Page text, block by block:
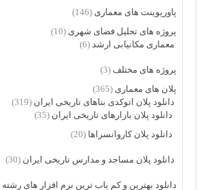
پاورپوینت های معماری (146)
پروژه های تحلیل فضای شهری (10)
معماری مکانیابی ارشد (6)
پروژه های مختلف (3)
پلان های معماری (365)
دانلود پلان اتوکدی بناهای تاریخی ایران (319)
دانلود پلان بازارهای تاریخی ایران (35)
دانلود پلان کاروانسراها (20)
دانلود پلان مساجد و مدارس تاریخی ایران (30)
دانلود بهترین و کم یاب ترین نرم افزار های